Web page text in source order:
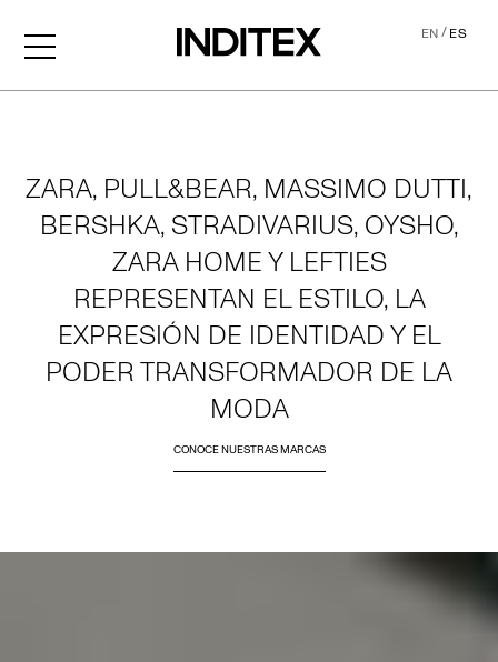
EN/ES
ZARA, PULL&BEAR, MASSIMO DUTTI,
BERSHKA, STRADIVARIUS, OYSHO,
ZARA HOME Y LEFTIES
REPRESENTAN EL ESTILO, LA
EXPRESIÓN DE IDENTIDAD Y EL
PODER TRANSFORMADOR DE LA
MODA
CONOCE NUESTRAS MARCAS